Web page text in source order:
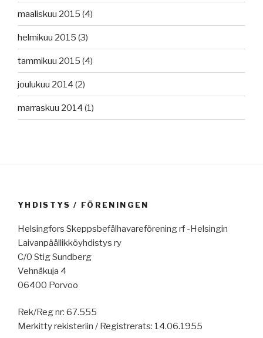
maaliskuu 2015 (4)
helmikuu 2015 (3)
tammikuu 2015 (4)
joulukuu 2014 (2)
marraskuu 2014 (1)
YHDISTYS / FÖRENINGEN
Helsingfors Skeppsbefälhavareförening rf -Helsingin
Laivanpäällikköyhdistys ry
C/0 Stig Sundberg
Vehnäkuja 4
06400 Porvoo
Rek/Reg nr: 67.555
Merkitty rekisteriin / Registrerats: 14.06.1955